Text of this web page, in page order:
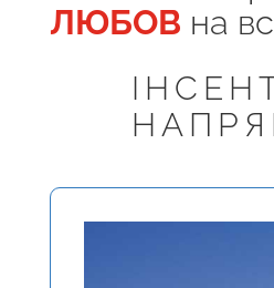
ЛЮБОВ на